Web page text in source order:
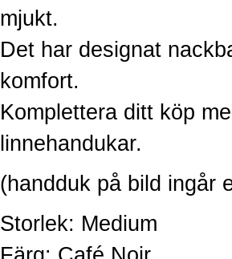
mjukt.
Det har designat
komfort.
Komplettera ditt köp
linnehandukar.
(handduk på bild ingår
Storlek: Medium